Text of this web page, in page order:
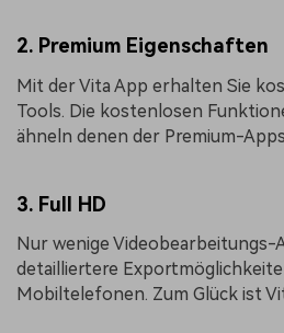
2. Premium Eigenschaften
Mit der Vita App erhalten Sie
Tools. Die kostenlosen
ähneln denen der Premium-
3. Full HD
Nur wenige Videobearbeitungs-
detailliertere
Mobiltelefonen. Zum Glück ist